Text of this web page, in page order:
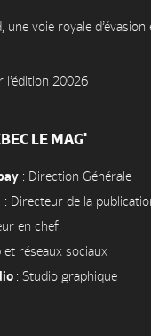
une voie royale
20026
LE MAG'
: Direction Générale
: Directeur de la
en chef
et réseaux sociaux
: Studio graphique